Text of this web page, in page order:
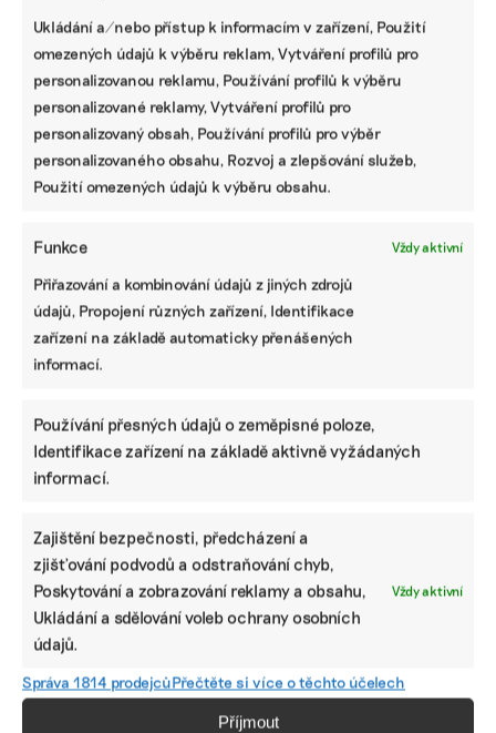
Ukládání a/nebo přístup k informacím v zařízení, Použití
omezených údajů k výběru reklam, Vytváření profilů pro
personalizovanou reklamu, Používání profilů k výběru
personalizované reklamy, Vytváření profilů pro
personalizovaný obsah, Používání profilů pro výběr
personalizovaného obsahu, Rozvoj a zlepšování služeb,
Použití omezených údajů k výběru obsahu.
Funkce Vždy aktivní
Přiřazování a kombinování údajů z jiných zdrojů
údajů, Propojení různých zařízení, Identifikace
zařízení na základě automaticky přenášených
informací.
Používání přesných údajů o zeměpisné poloze,
Identifikace zařízení na základě aktivně vyžádaných
informací.
Zajištění bezpečnosti, předcházení a
zjišťování podvodů a odstraňování chyb,
Poskytování a zobrazování reklamy a obsahu,
Ukládání a sdělování voleb ochrany osobních
údajů.
Vždy aktivní
Správa 1814 prodejcůPřečtěte si více o těchto účelech
Příjmout
K čemu jsou kurzy managementu
udržitelnosti? Doplní znalosti v ESG a
přinesou kontakty
Kurzů pro ESG manažery je na trhu široká nabídka.
Poskytují je poradenské firmy zaměřené na udržitelnost,
společnosti nabízející školení i univerzity. K čemu jsou
kromě „certifikátu“ dobré a s čím mohou pomoci?
Sustainability Management
Kdybych si kupovala byt, tak v co nejlepším
energetickém standardu a ne bez štítku,
říká manažerka výrobce stavebních
materiálů
Při koupi rodinného domu nebo bytu by si dnes zákazník
nemovitost energetickém standardu. To ovlivní nejen